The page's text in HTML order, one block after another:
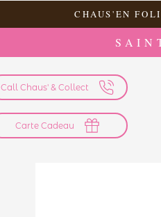
CHAUS'EN
Call Chaus' & Collect
Carte Cadeau